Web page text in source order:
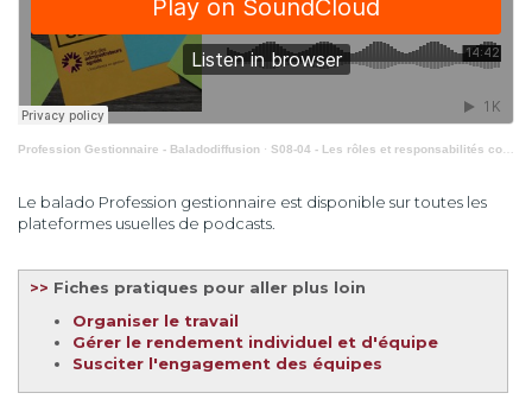
Profession Gestionnaire - Baladodiffusion · S08-04 - Les rôles et responsabilités comme leviers de performance
Le balado Profession gestionnaire est disponible sur toutes les
plateformes usuelles de podcasts.
>> Fiches pratiques pour aller plus loin
Organiser le travail
Gérer le rendement individuel et d'équipe
Susciter l'engagement des équipes